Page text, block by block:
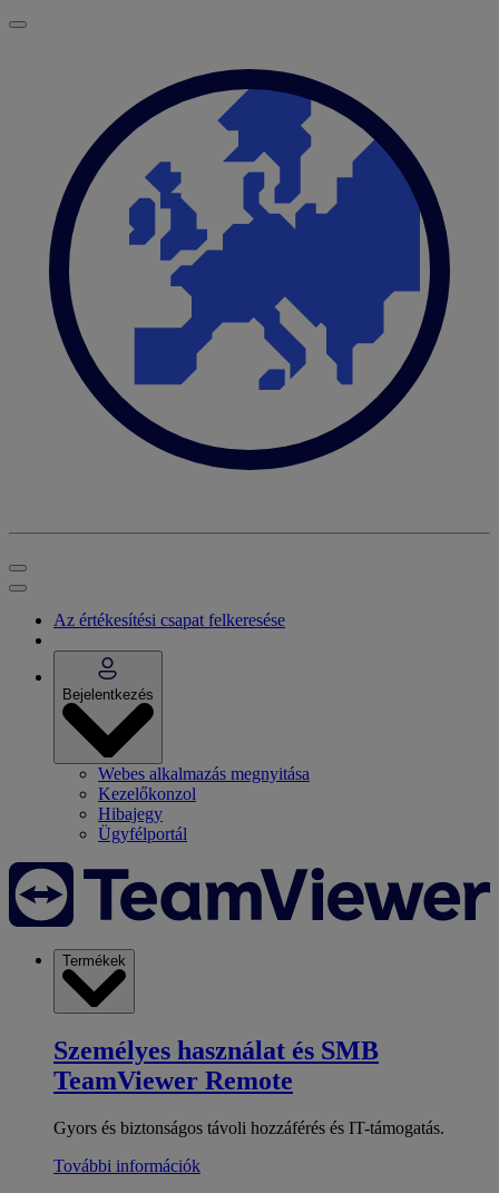
Az értékesítési csapat felkeresése
Bejelentkezés
Webes alkalmazás megnyitása
Kezelőkonzol
Hibajegy
Ügyfélportál
Termékek
Személyes használat és SMB
TeamViewer Remote
Gyors és biztonságos távoli hozzáférés és IT-támogatás.
További információk